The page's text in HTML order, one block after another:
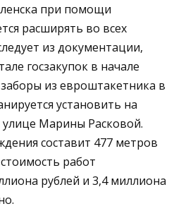
при помощи
расширять во всех
из документации,
госзакупок в начале
из евроштакетника в
установить на
Марины Расковой.
составит 477 метров
работ
рублей и 3,4 миллиона